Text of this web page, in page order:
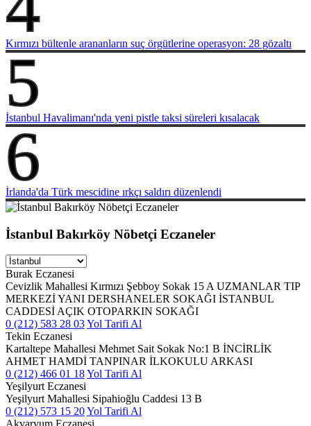
Kırmızı bültenle arananların suç örgütlerine operasyon: 28 gözaltı
5
İstanbul Havalimanı'nda yeni pistle taksi süreleri kısalacak
6
İrlanda'da Türk mescidine ırkçı saldırı düzenlendi
İstanbul Bakırköy Nöbetçi Eczaneler
Burak Eczanesi
Cevizlik Mahallesi Kırmızı Şebboy Sokak 15 A UZMANLAR TIP
MERKEZİ YANI DERSHANELER SOKAĞI İSTANBUL
CADDESİ AÇIK OTOPARKIN SOKAĞI
0 (212) 583 28 03Yol Tarifi Al
Tekin Eczanesi
Kartaltepe Mahallesi Mehmet Sait Sokak No:1 B İNCİRLİK
AHMET HAMDİ TANPINAR İLKOKULU ARKASI
0 (212) 466 01 18Yol Tarifi Al
Yeşilyurt Eczanesi
Yeşilyurt Mahallesi Sipahioğlu Caddesi 13 B
0 (212) 573 15 20Yol Tarifi Al